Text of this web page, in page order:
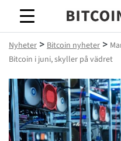
Nyheter > Bitcoin nyheter >
Bitcoin i juni, skyller på vädret